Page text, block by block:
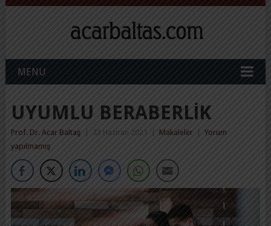
MENU
UYUMLU BERABERLIK
Prof. Dr. Acar Baltaş 23 Haziran 2021 Makaleler
Yorum
yapılmamış